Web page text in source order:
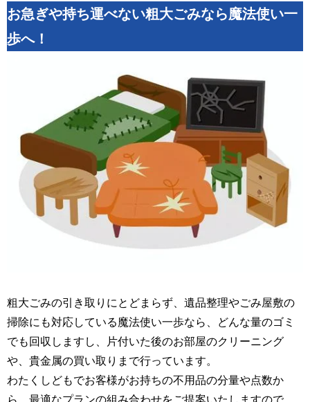
お急ぎや持ち運べない粗大ごみなら魔法使い一
歩へ！
粗大ごみの引き取りにとどまらず、遺品整理やごみ屋敷の
掃除にも対応している魔法使い一歩なら、どんな量のゴミ
でも回収しますし、片付いた後のお部屋のクリーニング
や、貴金属の買い取りまで行っています。
わたくしどもでお客様がお持ちの不用品の分量や点数か
ら、最適なプランの組み合わせをご提案いたしますので、